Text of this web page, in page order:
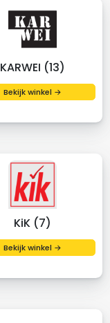
KARWEI (13)
Bekijk winkel →
KiK (7)
Bekijk winkel →